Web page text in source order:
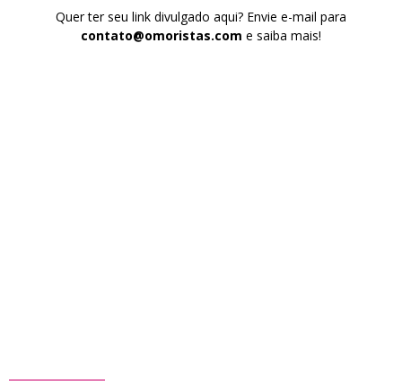
Quer ter seu link divulgado aqui? Envie e-mail para
contato@omoristas.com e saiba mais!